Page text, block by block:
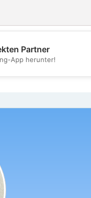
Partner
App herunter!